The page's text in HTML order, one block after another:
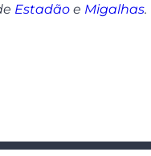
Estadão e Migalhas.